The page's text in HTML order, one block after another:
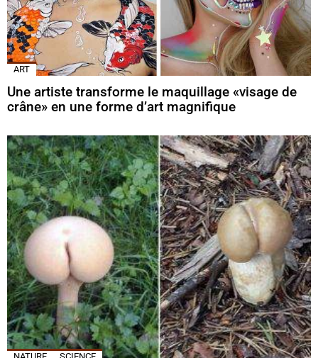
ART
Une artiste transforme le maquillage «visage de
crâne» en une forme d’art magnifique